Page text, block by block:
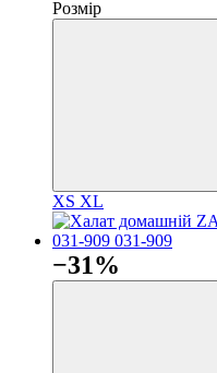
Розмір
XS XL
−31%